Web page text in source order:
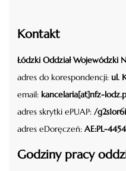
Kontakt
Łódzki Oddział Wojewódzki
adres do korespondencji: ul.
email: kancelaria[at]nfz-
adres skrytki ePUAP: /
adres eDoręczeń: AE:PL-
Godziny pracy